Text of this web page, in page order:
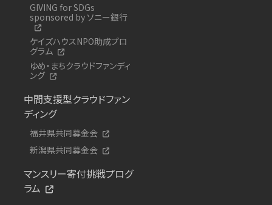
GIVING for SDGs
sponsored by ソニー銀行
ケイズハウスNPO助成プロ
グラム
ゆめ・まちクラウドファンディ
ング
中間支援型クラウドファン
ディング
福井県共同募金会
新潟県共同募金会
マンスリー寄付挑戦プログ
ラム